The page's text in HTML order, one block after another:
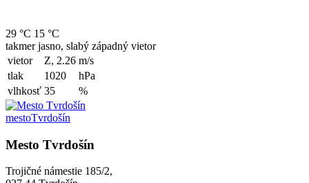
29 °C 15 °C
takmer jasno, slabý západný vietor
vietor
Z, 2.26 m/s
tlak
1020
hPa
vlhkosť 35 %
mestoTvrdošín
Mesto Tvrdošín
Trojičné námestie 185/2,